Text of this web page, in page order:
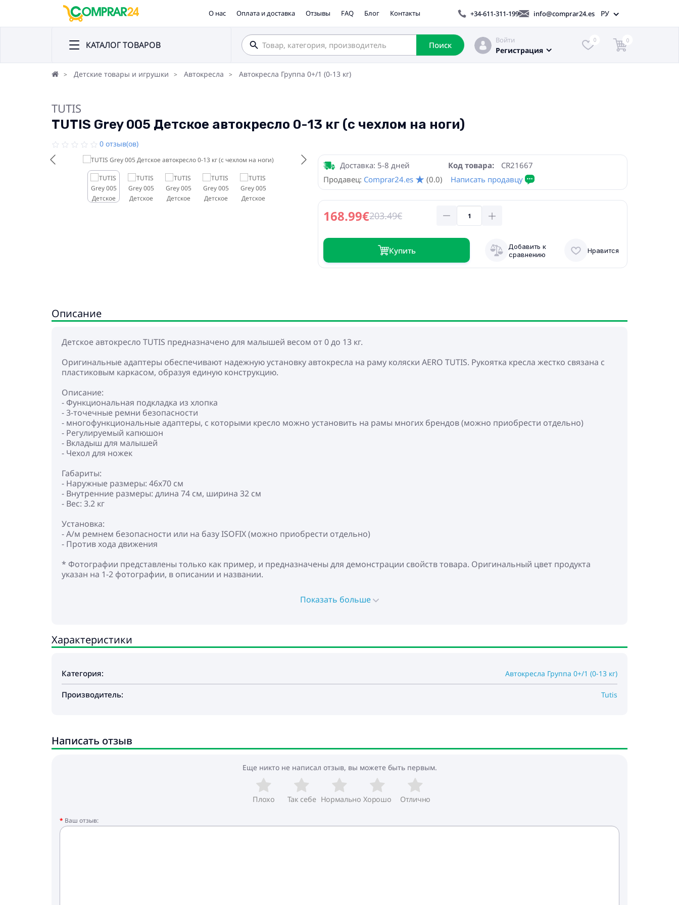
О нас Оплата и доставка Отзывы FAQ Блог Контакты +34-611-311-199 info@comprar24.es РУ
КАТАЛОГ ТОВАРОВ Поиск
Войти
Регистрация
0 0
Детские товары и игрушки Автокресла Автокресла Группа 0+/1 (0-13 кг)
TUTIS
TUTIS Grey 005 Детское автокресло 0-13 кг (с чехлом на ноги)
0 отзыв(ов)
Доставка: 5-8 дней Код товара:
CR21667
Продавец: Comprar24.es (0.0)
168.99€203.49€
Купить Нравится
Добавить к
сравнению
Описание
Детское автокресло TUTIS предназначено для малышей весом от 0 до 13 кг.
Оригинальные адаптеры обеспечивают надежную установку автокресла на раму коляски AERO TUTIS. Рукоятка кресла жестко связана с
пластиковым каркасом, образуя единую конструкцию.
Описание:
- Функциональная подкладка из хлопка
- 3-точечные ремни безопасности
- многофункциональные адаптеры, с которыми кресло можно установить на рамы многих брендов (можно приобрести отдельно)
- Регулируемый капюшон
- Вкладыш для малышей
- Чехол для ножек
Габариты:
- Наружные размеры: 46x70 см
- Внутренние размеры: длина 74 см, ширина 32 см
- Вес: 3.2 кг
Установка:
- А/м ремнем безопасности или на базу ISOFIX (можно приобрести отдельно)
- Против хода движения
* Фотографии представлены только как пример, и предназначены для демонстрации свойств товара. Оригинальный цвет продукта
указан на 1-2 фотографии, в описании и названии.
Показать больше
Характеристики
Категория: Автокресла Группа 0+/1 (0-13 кг)
Производитель: Tutis
Написать отзыв
Еще никто не написал отзыв, вы можете быть первым.
Плохо Так себе Нормально Хорошо Отлично
Ваш отзыв: